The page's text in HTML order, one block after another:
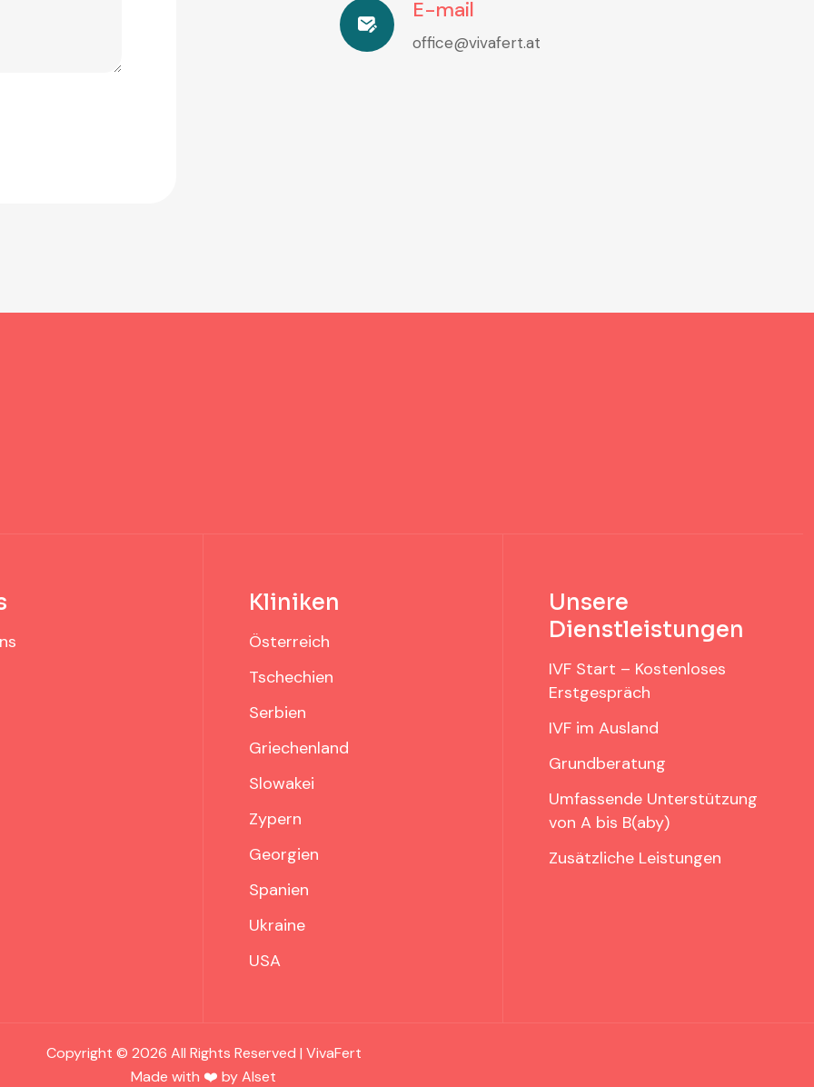
E-mail
office@vivafert.at
Kliniken
Österreich
Tschechien
Serbien
Griechenland
Slowakei
Zypern
Georgien
Spanien
Ukraine
USA
Unsere
Dienstleistungen
IVF Start – Kostenloses
Erstgespräch
IVF im Ausland
Grundberatung
Umfassende Unterstützung
von A bis B(aby)
Zusätzliche Leistungen
Copyright © 2026 All Rights Reserved | VivaFert
Made with ❤️ by Alset